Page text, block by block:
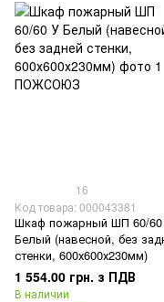
16
Код товара: 000043381
Шкаф пожарный ШП 60/
Белый (навесной, без
стенки, 600х600х230мм)
1 554.00 грн. з ПДВ
В наличии